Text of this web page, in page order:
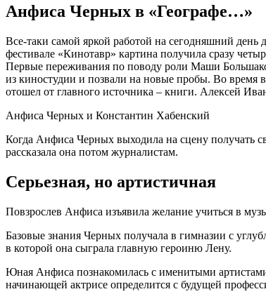
Анфиса Черных в «Географе…»
Все-таки самой яркой работой на сегодняшний
фестивале «Кинотавр» картина получила сразу
Первые переживания по поводу роли Маши
из киностудии и позвали на новые пробы. Во время
отошел от главного источника – книги. Алексей
Анфиса Черных и Константин Хабенский
Когда Анфиса Черных выходила на сцену получать
рассказала она потом журналистам.
Серьезная, но артистичная
Повзрослев Анфиса изъявила желание учиться в
Базовые знания Черных получала в гимназии с
в которой она сыграла главную героиню Лену.
Юная Анфиса познакомилась с именитыми
начинающей актрисе определится с будущей